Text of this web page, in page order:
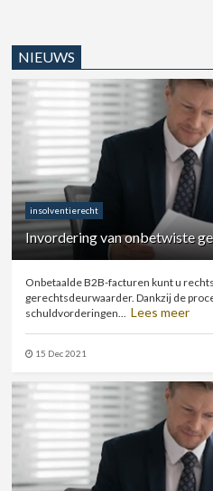
NIEUWS
insolventierecht
Invordering van onbetwiste
Onbetaalde B2B-facturen kunt u
gerechtsdeurwaarder. Dankzij de
schuldvorderingen... Lees meer
15 Dec 2021